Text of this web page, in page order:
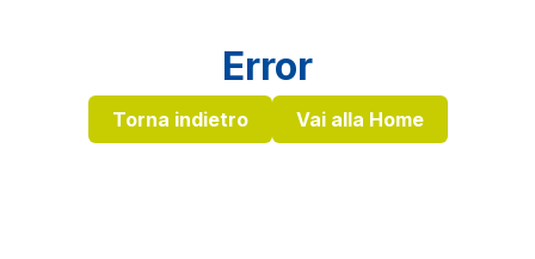
Error
Torna indietro Vai alla Home